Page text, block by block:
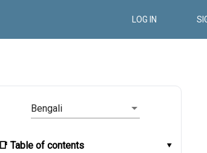
LOG IN
Bengali
📑 Table of contents